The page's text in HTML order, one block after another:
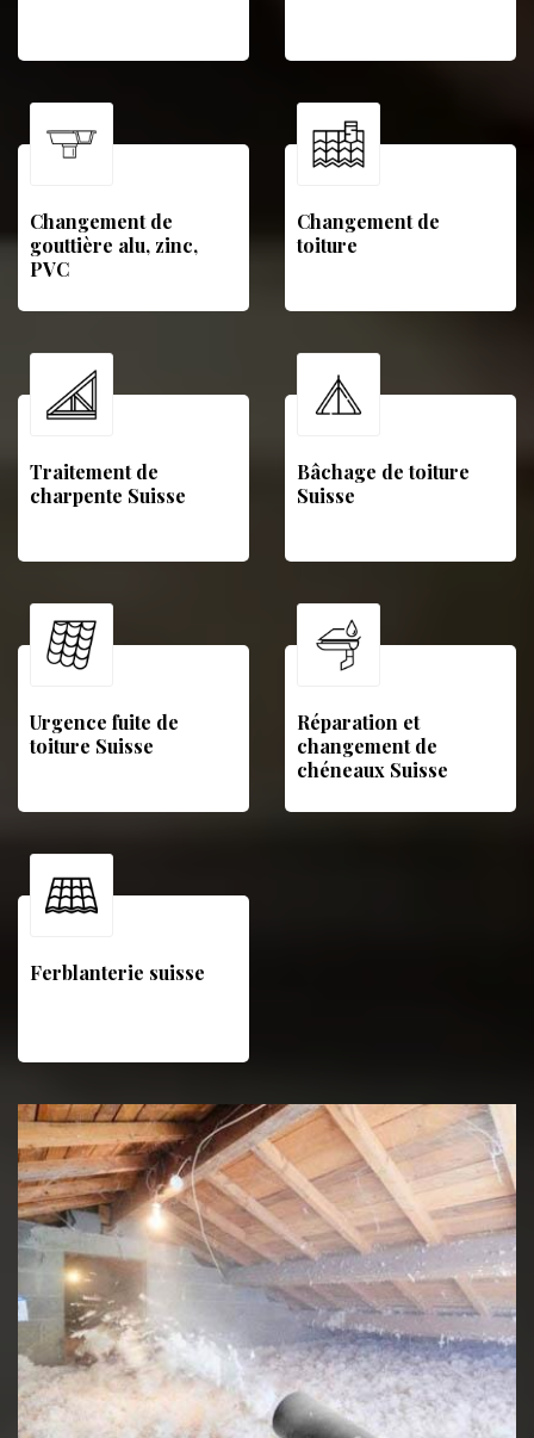
Changement de
gouttière alu, zinc,
PVC
Changement de
toiture
Traitement de
charpente Suisse
Bâchage de toiture
Suisse
Urgence fuite de
toiture Suisse
Réparation et
changement de
chéneaux Suisse
Ferblanterie suisse